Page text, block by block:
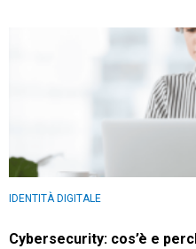
IDENTITÀ DIGITALE
Cybersecurity: cos’è e